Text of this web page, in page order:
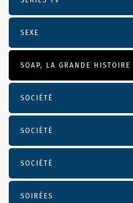
SEXE
SOAP, LA GRANDE HISTOIRE
SOCIÉTÉ
SOCIÉTÉ
SOCIÉTÉ
SOIRÉES